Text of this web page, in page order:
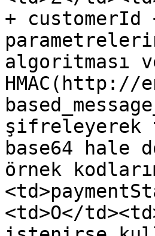
+ customerId
algoritması
şifreleyerek
base64 hale
örnek
<td>O</